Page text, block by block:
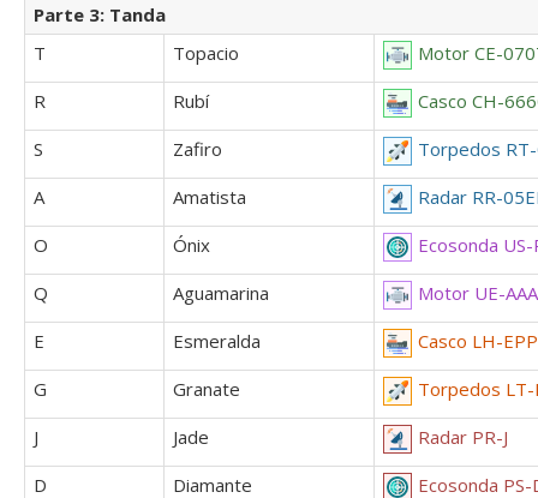
Parte 3: Tanda
T
Topacio
Motor CE-
R
Rubí
Casco CH-
S
Zafiro
Torpedos RT-
A
Amatista
Radar RR-
O
Ónix
Ecosonda
Q
Aguamarina
Motor UE-
E
Esmeralda
Casco LH-
G
Granate
Torpedos LT-
J
Jade
Radar PR-J
D
Diamante Ecosonda PS-